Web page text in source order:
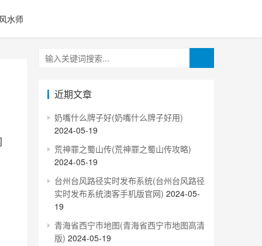
水师
近期文章
奶嘴什么牌子好(奶嘴什么牌子好用)
2024-05-19
荒神罪之蜀山传(荒神罪之蜀山传攻略)
2024-05-19
台州台风路径实时发布系统(台州台风路径
实时发布系统澳客手机版官网) 2024-05-
19
青海省西宁市地图(青海省西宁市地图高清
版) 2024-05-19